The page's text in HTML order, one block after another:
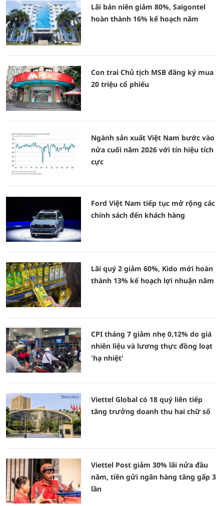
Lãi bán niên giảm 80%, Saigontel
hoàn thành 16% kế hoạch năm
Con trai Chủ tịch MSB đăng ký mua
20 triệu cổ phiếu
Ngành sản xuất Việt Nam bước vào
nửa cuối năm 2026 với tín hiệu tích
cực
Ford Việt Nam tiếp tục mở rộng các
chính sách đến khách hàng
Lãi quý 2 giảm 60%, Kido mới hoàn
thành 13% kế hoạch lợi nhuận năm
CPI tháng 7 giảm nhẹ 0,12% do giá
nhiên liệu và lương thực đồng loạt
'hạ nhiệt'
Viettel Global có 18 quý liên tiếp
tăng trưởng doanh thu hai chữ số
Viettel Post giảm 30% lãi nửa đầu
năm, tiền gửi ngân hàng tăng gấp 3
lần